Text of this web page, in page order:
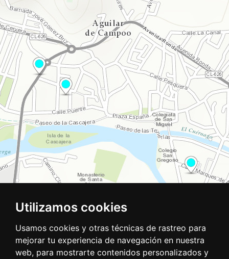
Utilizamos cookies
Usamos cookies y otras técnicas de rastreo para
mejorar tu experiencia de navegación en nuestra
web, para mostrarte contenidos personalizados y